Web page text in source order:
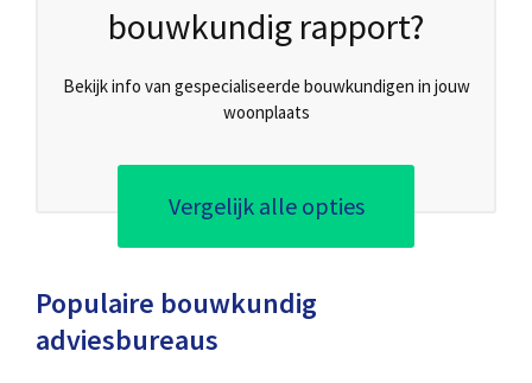
bouwkundig rapport?
Bekijk info van gespecialiseerde bouwkundigen in jouw
woonplaats
Vergelijk alle opties
Populaire bouwkundig
adviesbureaus